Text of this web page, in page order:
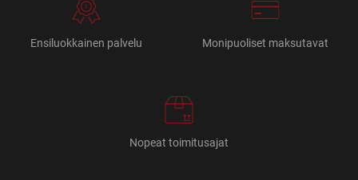
Ensiluokkainen palvelu Monipuoliset maksutavat
Nopeat toimitusajat